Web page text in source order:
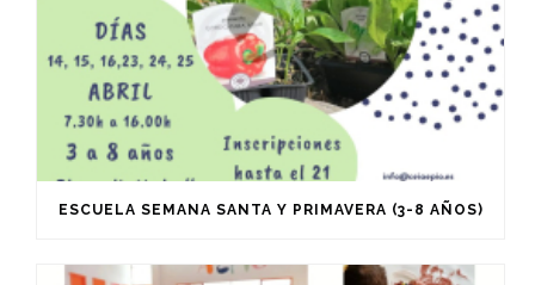
ESCUELA SEMANA SANTA Y PRIMAVERA (3-8 AÑOS)